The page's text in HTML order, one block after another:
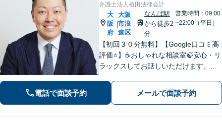
弁護士法人植田法律会計
大
阪
府
|
大阪
市浪
速区
なんば駅
から徒歩2
分
営業時間：09:00
~22:00（平日）
【初回３０分無料】【Google口コミ高
評価⭐️】☕️おしゃれな相談室🍃安心・リ
ラックスしてお話しいただけます。ネ
策を一緒に考えていきましょう！【土
曜・夜間◎】
電話で面談予約 メールで面談予約